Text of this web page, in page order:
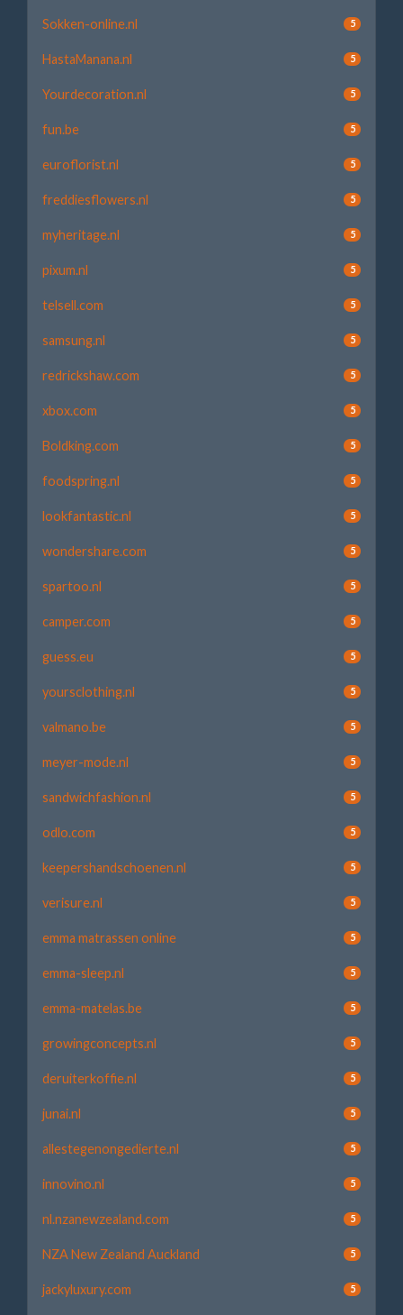
Sokken-online.nl 5
HastaManana.nl 5
Yourdecoration.nl 5
fun.be 5
euroflorist.nl 5
freddiesflowers.nl 5
myheritage.nl 5
pixum.nl 5
telsell.com 5
samsung.nl 5
redrickshaw.com 5
xbox.com 5
Boldking.com 5
foodspring.nl 5
lookfantastic.nl 5
wondershare.com 5
spartoo.nl 5
camper.com 5
guess.eu 5
yoursclothing.nl 5
valmano.be 5
meyer-mode.nl 5
sandwichfashion.nl 5
odlo.com 5
keepershandschoenen.nl 5
verisure.nl 5
emma matrassen online 5
emma-sleep.nl 5
emma-matelas.be 5
growingconcepts.nl 5
deruiterkoffie.nl 5
junai.nl 5
allestegenongedierte.nl 5
innovino.nl 5
nl.nzanewzealand.com 5
NZA New Zealand Auckland 5
jackyluxury.com 5